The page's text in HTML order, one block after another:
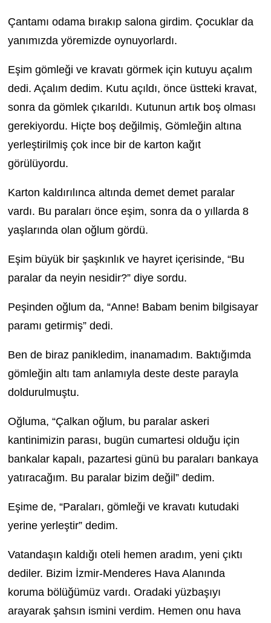
Çantamı odama bırakıp salona girdim. Çocuklar da
yanımızda yöremizde oynuyorlardı.
Eşim gömleği ve kravatı görmek için kutuyu açalım
dedi. Açalım dedim. Kutu açıldı, önce üstteki kravat,
sonra da gömlek çıkarıldı. Kutunun artık boş olması
gerekiyordu. Hiçte boş değilmiş, Gömleğin altına
yerleştirilmiş çok ince bir de karton kağıt
görülüyordu.
Karton kaldırılınca altında demet demet paralar
vardı. Bu paraları önce eşim, sonra da o yıllarda 8
yaşlarında olan oğlum gördü.
Eşim büyük bir şaşkınlık ve hayret içerisinde, “Bu
paralar da neyin nesidir?” diye sordu.
Peşinden oğlum da, “Anne! Babam benim bilgisayar
paramı getirmiş” dedi.
Ben de biraz panikledim, inanamadım. Baktığımda
gömleğin altı tam anlamıyla deste deste parayla
doldurulmuştu.
Oğluma, “Çalkan oğlum, bu paralar askeri
kantinimizin parası, bugün cumartesi olduğu için
bankalar kapalı, pazartesi günü bu paraları bankaya
yatıracağım. Bu paralar bizim değil” dedim.
Eşime de, “Paraları, gömleği ve kravatı kutudaki
yerine yerleştir” dedim.
Vatandaşın kaldığı oteli hemen aradım, yeni çıktı
dediler. Bizim İzmir-Menderes Hava Alanında
koruma bölüğümüz vardı. Oradaki yüzbaşıyı
arayarak şahsın ismini verdim. Hemen onu hava